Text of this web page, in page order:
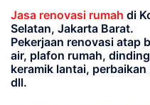
Jasa renovasi rumah di
Selatan, Jakarta Barat.
Pekerjaan renovasi atap
air, plafon rumah,
keramik lantai,
dll.